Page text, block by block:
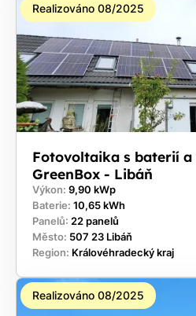
Realizováno 08/2025
Fotovoltaika s baterií a
GreenBox - Libáň
Výkon: 9,90 kWp
Baterie: 10,65 kWh
Panelů: 22 panelů
Město: 507 23 Libáň
Region: Královéhradecký kraj
Realizováno 08/2025